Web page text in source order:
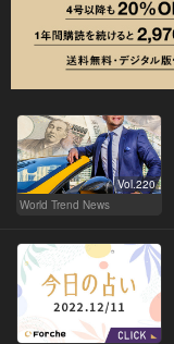
Vol.220
World Trend News